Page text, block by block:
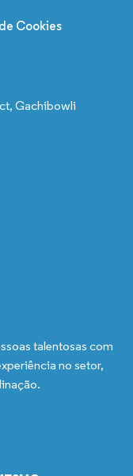
Cookies
Gachibowli
talentosas com
no setor,